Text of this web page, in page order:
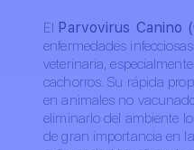
El Parvovirus Canino
enfermedades
veterinaria,
cachorros. Su rápida
en animales no
eliminarlo del ambiente
de gran importancia en